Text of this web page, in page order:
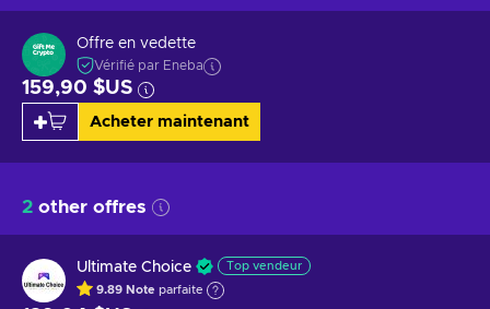
Offre en vedette
Vérifié par Eneba
159,90 $US
Acheter maintenant
2 other offres
Ultimate Choice Top vendeur
9.89 Note parfaite